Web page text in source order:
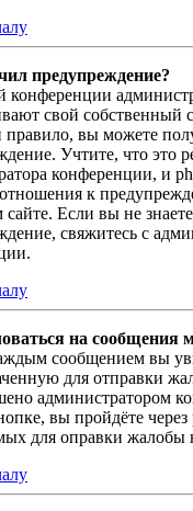
предупреждение?
конференции
свой собственный
вы можете
Учтите, что это
конференции, и
к
Если вы не
свяжитесь с
на сообщения
сообщением вы
для отправки
администратором
вы пройдёте через
для оправки жалобы